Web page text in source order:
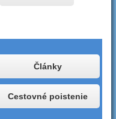
Články
Cestovné poistenie